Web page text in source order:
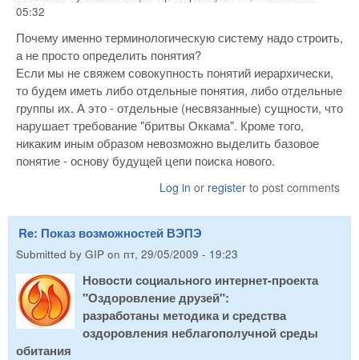
05:32
Почему именно терминологическую систему надо строить,
а не просто определить понятия?
Если мы не свяжем совокупность понятий иерархически,
то будем иметь либо отдельные понятия, либо отдельные
группы их. А это - отдельные (несвязанные) сущности, что
нарушает требование "бритвы Оккама". Кроме того,
никаким иным образом невозможно выделить базовое
понятие - основу будущей цепи поиска нового.
Log in or register to post comments
Re: Показ возможностей ВЭПЭ
Submitted by GIP on пт, 29/05/2009 - 19:23
Новости социального интернет-проекта
"Оздоровление друзей":
разработаны методика и средства
оздоровления неблагополучной среды
обитания